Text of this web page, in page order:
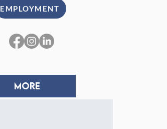
EMPLOYMENT
MORE